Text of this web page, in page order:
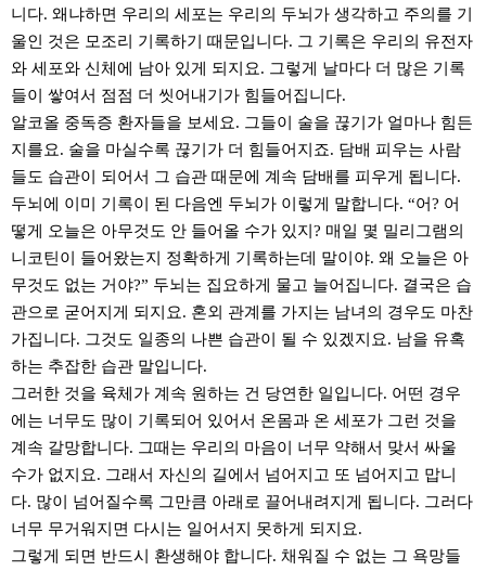
니다. 왜냐하면 우리의 세포는 우리의 두뇌가 생각하고 주의를 기
울인 것은 모조리 기록하기 때문입니다. 그 기록은 우리의 유전자
와 세포와 신체에 남아 있게 되지요. 그렇게 날마다 더 많은 기록
들이 쌓여서 점점 더 씻어내기가 힘들어집니다.
알코올 중독증 환자들을 보세요. 그들이 술을 끊기가 얼마나 힘든
지를요. 술을 마실수록 끊기가 더 힘들어지죠. 담배 피우는 사람
들도 습관이 되어서 그 습관 때문에 계속 담배를 피우게 됩니다.
두뇌에 이미 기록이 된 다음엔 두뇌가 이렇게 말합니다. “어? 어
떻게 오늘은 아무것도 안 들어올 수가 있지? 매일 몇 밀리그램의
니코틴이 들어왔는지 정확하게 기록하는데 말이야. 왜 오늘은 아
무것도 없는 거야?” 두뇌는 집요하게 물고 늘어집니다. 결국은 습
관으로 굳어지게 되지요. 혼외 관계를 가지는 남녀의 경우도 마찬
가집니다. 그것도 일종의 나쁜 습관이 될 수 있겠지요. 남을 유혹
하는 추잡한 습관 말입니다.
그러한 것을 육체가 계속 원하는 건 당연한 일입니다. 어떤 경우
에는 너무도 많이 기록되어 있어서 온몸과 온 세포가 그런 것을
계속 갈망합니다. 그때는 우리의 마음이 너무 약해서 맞서 싸울
수가 없지요. 그래서 자신의 길에서 넘어지고 또 넘어지고 맙니
다. 많이 넘어질수록 그만큼 아래로 끌어내려지게 됩니다. 그러다
너무 무거워지면 다시는 일어서지 못하게 되지요.
그렇게 되면 반드시 환생해야 합니다. 채워질 수 없는 그 욕망들